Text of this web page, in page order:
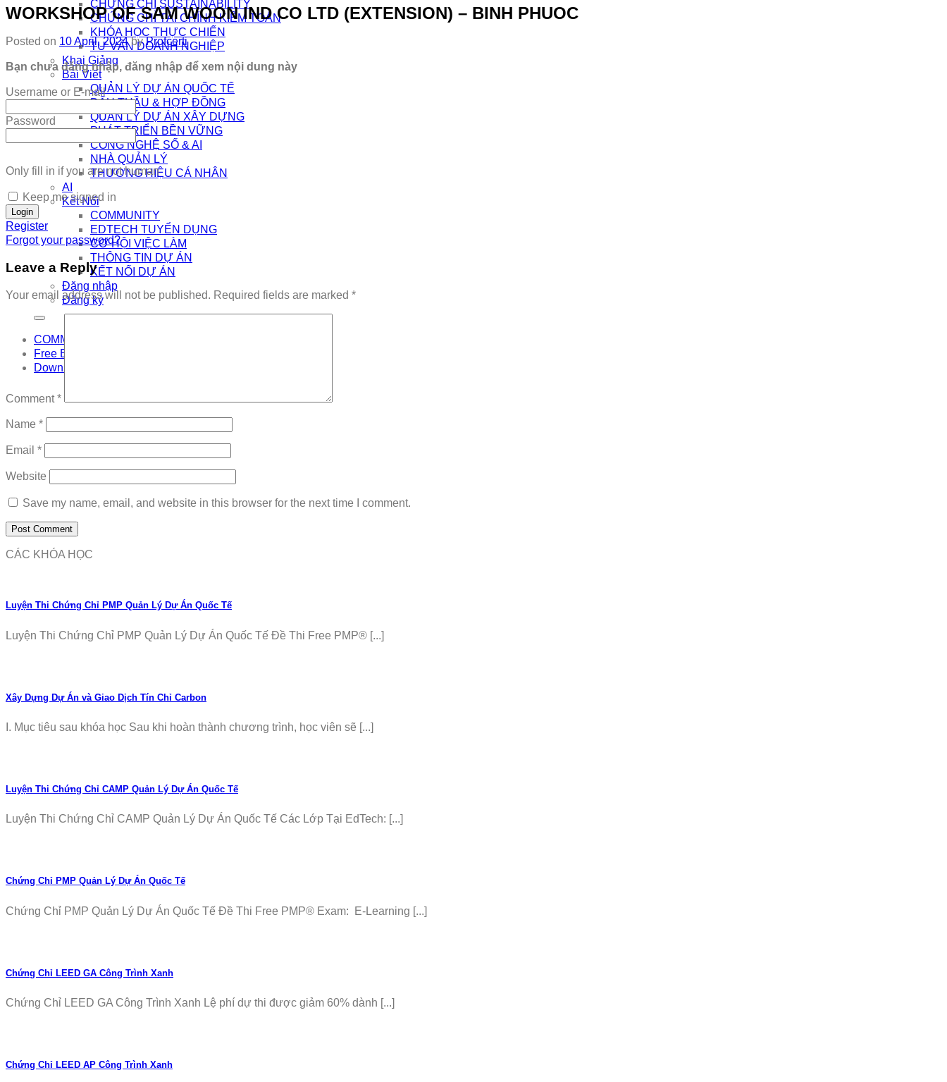
CHỨNG CHỈ SUSTAINABILITY
CHỨNG CHỈ TÀI CHÍNH KIỂM TOÁN
KHÓA HỌC THỰC CHIẾN
TƯ VẤN DOANH NGHIỆP
Khai Giảng
Bài Viết
QUẢN LÝ DỰ ÁN QUỐC TẾ
ĐẤU THẦU & HỢP ĐỒNG
QUẢN LÝ DỰ ÁN XÂY DỰNG
PHÁT TRIỂN BỀN VỮNG
CÔNG NGHỆ SỐ & AI
NHÀ QUẢN LÝ
THƯƠNG HIỆU CÁ NHÂN
AI
Kết Nối
COMMUNITY
EDTECH TUYỂN DỤNG
CƠ HỘI VIỆC LÀM
THÔNG TIN DỰ ÁN
KẾT NỐI DỰ ÁN
Đăng nhập
Đăng ký
COMMUNITY
Free Exam
Download
WORKSHOP OF SAM WOON IND CO LTD (EXTENSION) – BINH PHUOC
Posted on 10 April, 2024 byProfcerti
Bạn chưa đăng nhập, đăng nhập để xem nội dung này
Username or E-mail
Password
Only fill in if you are not human
Keep me signed in
Register
Forgot your password?
Leave a Reply
Your email address will not be published. Required fields are marked *
Comment*
Name *
Email *
Website
Save my name, email, and website in this browser for the next time I comment.
CÁC KHÓA HỌC
Luyện Thi Chứng Chỉ PMP Quản Lý Dự Án Quốc Tế
Luyện Thi Chứng Chỉ PMP Quản Lý Dự Án Quốc Tế Đề Thi Free PMP® [...]
Xây Dựng Dự Án và Giao Dịch Tín Chỉ Carbon
I. Mục tiêu sau khóa học Sau khi hoàn thành chương trình, học viên sẽ [...]
Luyện Thi Chứng Chỉ CAMP Quản Lý Dự Án Quốc Tế
Luyện Thi Chứng Chỉ CAMP Quản Lý Dự Án Quốc Tế Các Lớp Tại EdTech: [...]
Chứng Chỉ PMP Quản Lý Dự Án Quốc Tế
Chứng Chỉ PMP Quản Lý Dự Án Quốc Tế Đề Thi Free PMP® Exam: E-Learning [...]
Chứng Chỉ LEED GA Công Trình Xanh
Chứng Chỉ LEED GA Công Trình Xanh Lệ phí dự thi được giảm 60% dành [...]
Chứng Chỉ LEED AP Công Trình Xanh